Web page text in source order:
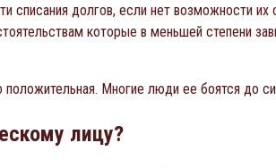
долгов, если нет возможности
которые в меньшей степени
Многие люди ее боятся до
лицу?